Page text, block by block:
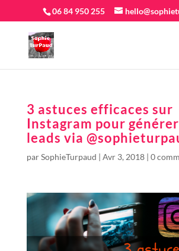
06 84 950 255
3 astuces efficaces sur
Instagram pour
leads via
parSophieTurpaud | Avr 3, 2018| 0